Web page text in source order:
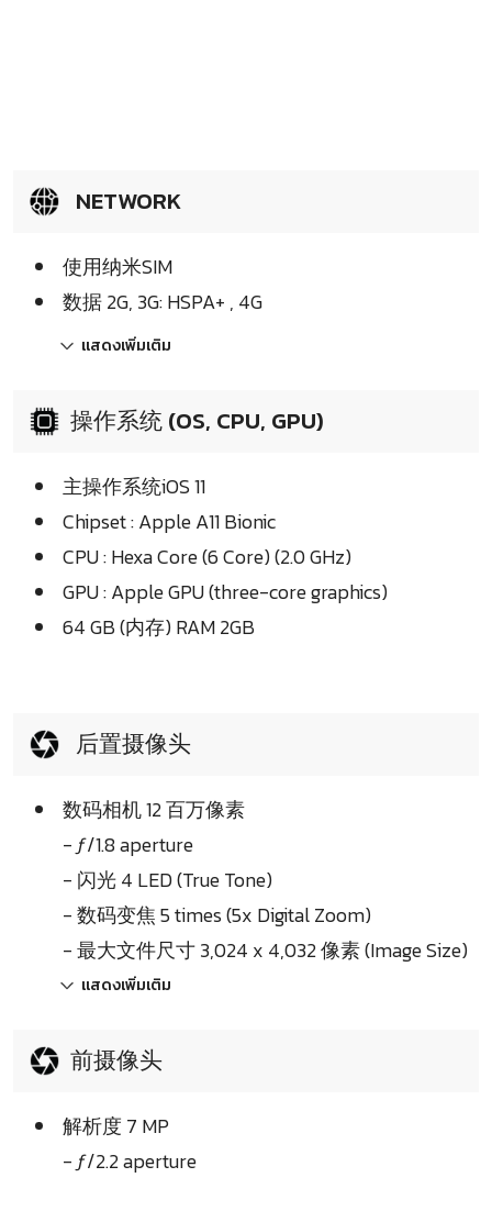
NETWORK
使用纳米SIM
数据 2G, 3G: HSPA+ , 4G
แสดงเพิ่มเติม
操作系统 (OS, CPU, GPU)
主操作系统iOS 11
Chipset : Apple A11 Bionic
CPU : Hexa Core (6 Core) (2.0 GHz)
GPU : Apple GPU (three-core graphics)
64 GB (内存) RAM 2GB
后置摄像头
数码相机 12 百万像素
- ƒ/1.8 aperture
- 闪光 4 LED (True Tone)
- 数码变焦 5 times (5x Digital Zoom)
- 最大文件尺寸 3,024 x 4,032 像素 (Image Size)
แสดงเพิ่มเติม
前摄像头
解析度 7 MP
- ƒ/2.2 aperture